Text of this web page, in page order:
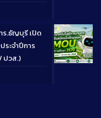
Long
ร.ธัญบุรี เปิด
ะจำปีการ
ปวส.)